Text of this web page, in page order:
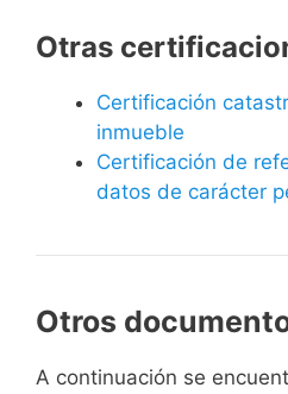
Otras
Certificación
inmueble
Certificación de
datos de carácter
Otros
A continuación se